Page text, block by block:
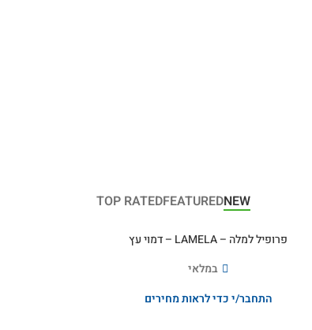
NEW
FEATURED
TOP RATED
פרופיל למלה – LAMELA – דמוי עץ
במלאי
התחבר/י כדי לראות מחירים